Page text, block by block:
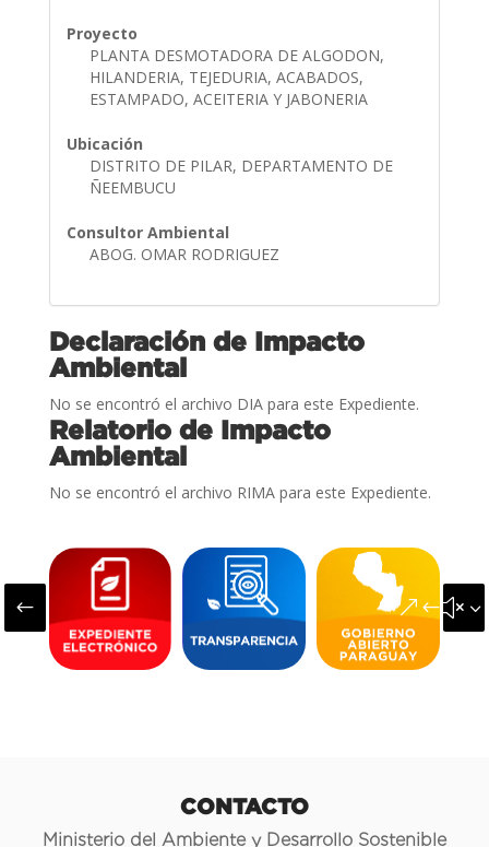
Proyecto
PLANTA DESMOTADORA DE ALGODON,
HILANDERIA, TEJEDURIA, ACABADOS,
ESTAMPADO, ACEITERIA Y JABONERIA
Ubicación
DISTRITO DE PILAR, DEPARTAMENTO DE
ÑEEMBUCU
Consultor Ambiental
ABOG. OMAR RODRIGUEZ
Declaración de Impacto
Ambiental
No se encontró el archivo DIA para este Expediente.
Relatorio de Impacto
Ambiental
No se encontró el archivo RIMA para este Expediente.
#
CONTACTO
Ministerio del Ambiente y Desarrollo Sostenible